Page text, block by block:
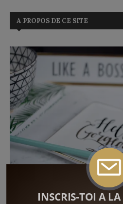
A PROPOS DE CE SITE
INSCRIS-TOI A